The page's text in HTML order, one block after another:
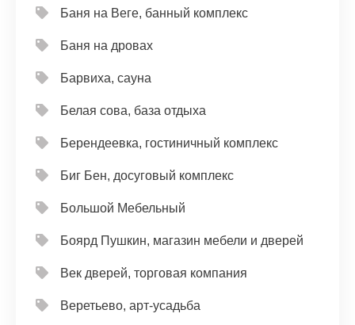
Баня на Веге, банный комплекс
Баня на дровах
Барвиха, сауна
Белая сова, база отдыха
Берендеевка, гостиничный комплекс
Биг Бен, досуговый комплекс
Большой Мебельный
Боярд Пушкин, магазин мебели и дверей
Век дверей, торговая компания
Веретьево, арт-усадьба